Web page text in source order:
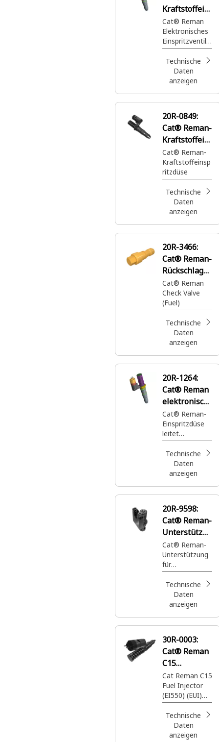
Kraftstoffein
spritzdüse
Cat® Reman
Elektronisches
Einspritzventil
mit
beschichtetem
Kolben in
Kraftstoffleitun
Technische
Daten
anzeigen
20R-0849:
Cat® Reman-
Kraftstoffein
spritzdüse
Cat® Reman-
Kraftstoffeinsp
ritzdüse
Technische
Daten
anzeigen
20R-3466:
Cat® Reman-
Rückschlagve
ntil
Cat® Reman
Check Valve
(Fuel)
Technische
Daten
anzeigen
20R-1264:
Cat® Reman
elektronisch
e
Einspritzdüs
e
Cat® Reman-
Einspritzdüse
leitet
Hochdruckkraft
stoff in den
Motorzylinder
Technische
Daten
anzeigen
20R-9598:
Cat® Reman-
Unterstützun
g für
Gaseinlassve
ntil (GAV)
Cat® Reman-
Unterstützung
für
Gaseinlassventi
l (GAV)
(Industriegasm
otor G3600)
Technische
Daten
anzeigen
30R-0003:
Cat® Reman
C15
Kraftstoffein
spritzdüse
Cat Reman C15
Fuel Injector
(EI550) (EUI)
(ACERT)
Technische
Daten
anzeigen